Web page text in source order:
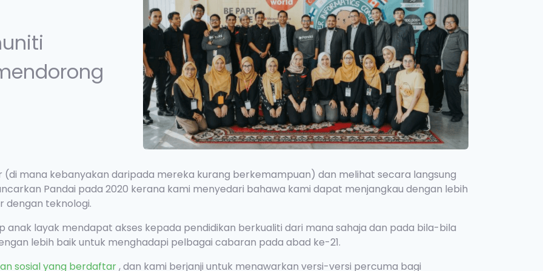
mana kebanyakan daripada mereka kurang berkemampuan) dan melihat secara langsung
Pandai pada 2020 kerana kami menyedari bahawa kami dapat menjangkau dengan lebih
dengan teknologi.
anak layak mendapat akses kepada pendidikan berkualiti dari mana sahaja dan pada bila-bila
lebih baik untuk menghadapi pelbagai cabaran pada abad ke-21.
sosial yang berdaftar, dan kami berjanji untuk menawarkan versi-versi percuma bagi